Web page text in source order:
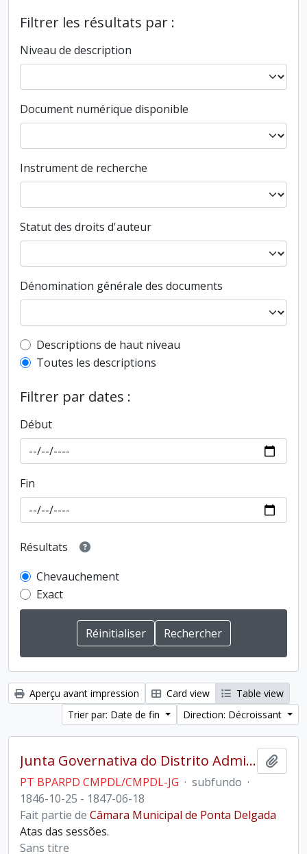
Filtrer les résultats par :
Niveau de description
Document numérique disponible
Instrument de recherche
Statut des droits d'auteur
Dénomination générale des documents
Top-level description filter
Descriptions de haut niveau
Toutes les descriptions
Filtrer par dates :
Début
Fin
Résultats
Chevauchement
Exact
Aperçu avant impression Card view
Table view
Trier par: Date de fin
Direction: Décroissant
Junta Governativa do Distrito Administrativo de Ponta Delgada
PT BPARPD CMPDL/CMPDL-JG · subfundo ·
1846-10-25 - 1847-06-18
Fait partie de Câmara Municipal de Ponta Delgada
Atas das sessões.
Sans titre